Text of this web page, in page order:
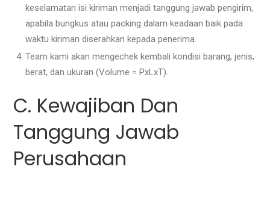
keselamatan isi kiriman menjadi tanggung jawab pengirim,
apabila bungkus atau packing dalam keadaan baik pada
waktu kiriman diserahkan kepada penerima.
Team kami akan mengechek kembali kondisi barang, jenis,
berat, dan ukuran (Volume = PxLxT).
C. Kewajiban Dan
Tanggung Jawab
Perusahaan